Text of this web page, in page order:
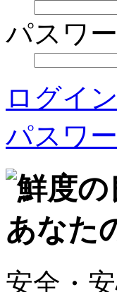
パスワ
ログイン
パスワ
安全・